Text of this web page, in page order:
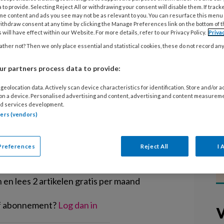
Ouders in de Kinderopvang
ouders gemeld, waarvan
bij het meldpunt hebben
vanaf 2008 waarbij de
is stopgezet of teruggevorderd.
lezen?
lees 2 artikelen gratis per maand
Log dan in
to provide. Selecting Reject All or withdrawing your consent will disable them. If
content and ads you see may not be as relevant to you. You can resurface this
consent at any time by clicking the Manage Preferences link on the bottom of
will have effect within our Website. For more details, refer to our Privacy Policy.
not? Then we only place essential and statistical cookies, these do not record
partners process data to provide:
data. Actively scan device characteristics for identification. Store and/or
a device. Personalised advertising and content, advertising and content
services development.
(vendors)
Reject All I